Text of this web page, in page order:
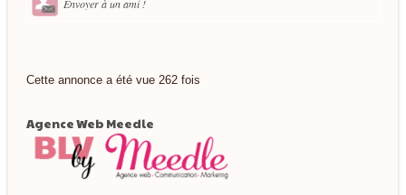
Envoyer à un ami !
Cette annonce a été vue 262 fois
Agence Web Meedle